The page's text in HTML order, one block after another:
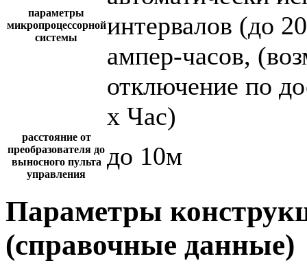
параметры
микропроцессорной
системы
интервалов (до
ампер-часов,
отключение по
х Час)
расстояние от
преобразователя до
выносного пульта
управления
до 10м
Параметры
(справочные данные)